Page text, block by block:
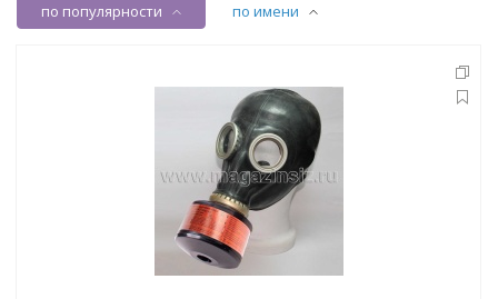
по популярности по имени